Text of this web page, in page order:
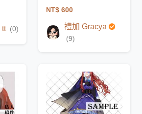
tt (0)
NT$ 600
禮加 Gracya
(9)